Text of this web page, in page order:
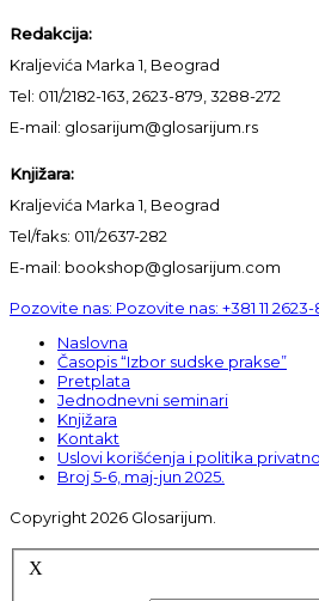
Redakcija:
Kraljevića Marka 1, Beograd
Tel: 011/2182-163, 2623-879, 3288-272
E-mail: glosarijum@glosarijum.rs
Knjižara:
Kraljevića Marka 1, Beograd
Tel/faks: 011/2637-282
E-mail: bookshop@glosarijum.com
Pozovite nas: Pozovite nas: +381 11
Naslovna
Časopis “Izbor sudske prakse”
Pretplata
Jednodnevni seminari
Knjižara
Kontakt
Uslovi korišćenja i politika
Broj 5-6, maj-jun 2025.
Copyright 2026 Glosarijum.
X